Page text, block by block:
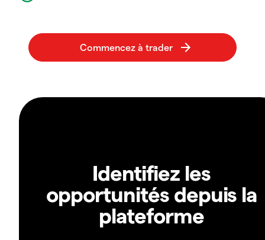
Identifiez les
opportunités depuis la
plateforme